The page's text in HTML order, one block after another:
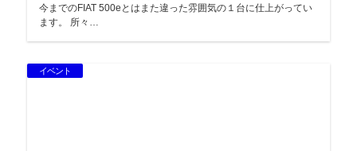
今までのFIAT 500eとはまた違った雰囲気の１台に仕上がってい
ます。 所々…
イベント